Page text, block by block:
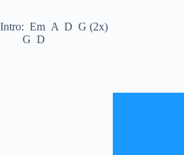
Intro: Em A D G (2x)
G D